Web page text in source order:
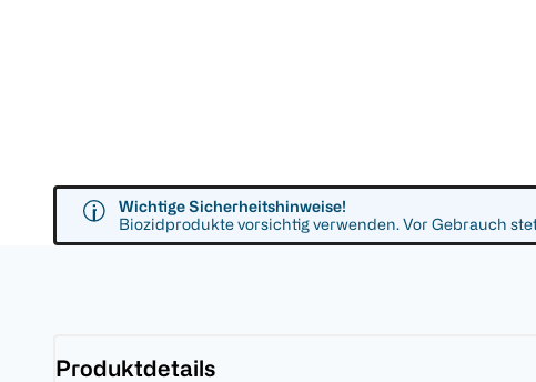
Wichtige Sicherheitshinweise!
Biozidprodukte vorsichtig verwenden. Vor Gebrauch
Produktdetails